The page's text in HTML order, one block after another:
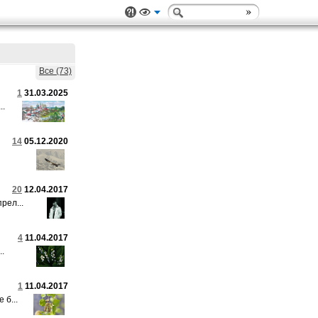
Все (73)
1 31.03.2025
14 05.12.2020
20 12.04.2017
4 11.04.2017
1 11.04.2017
б...